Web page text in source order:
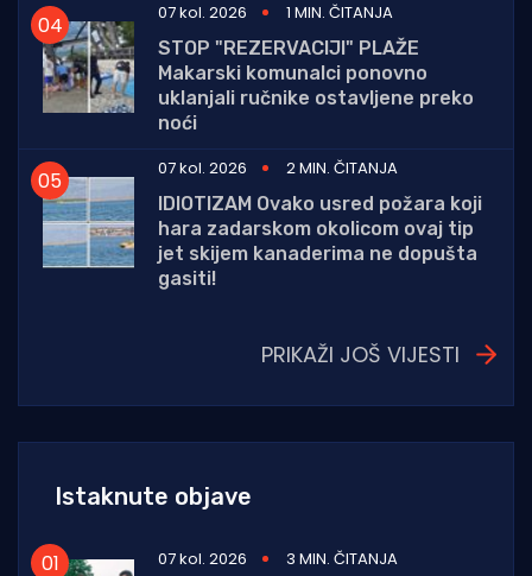
07 kol. 2026
1 MIN. ČITANJA
STOP "REZERVACIJI" PLAŽE
Makarski komunalci ponovno
uklanjali ručnike ostavljene preko
noći
07 kol. 2026
2 MIN. ČITANJA
IDIOTIZAM Ovako usred požara koji
hara zadarskom okolicom ovaj tip
jet skijem kanaderima ne dopušta
gasiti!
PRIKAŽI JOŠ VIJESTI
Istaknute objave
07 kol. 2026
3 MIN. ČITANJA